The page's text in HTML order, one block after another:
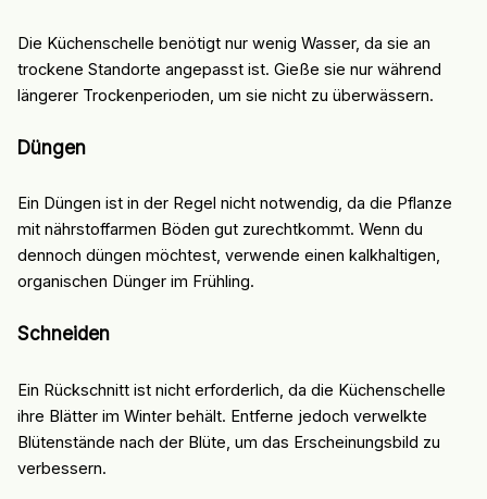
Die Küchenschelle benötigt nur wenig Wasser, da sie an
trockene Standorte angepasst ist. Gieße sie nur während
längerer Trockenperioden, um sie nicht zu überwässern.
Düngen
Ein Düngen ist in der Regel nicht notwendig, da die Pflanze
mit nährstoffarmen Böden gut zurechtkommt. Wenn du
dennoch düngen möchtest, verwende einen kalkhaltigen,
organischen Dünger im Frühling.
Schneiden
Ein Rückschnitt ist nicht erforderlich, da die Küchenschelle
ihre Blätter im Winter behält. Entferne jedoch verwelkte
Blütenstände nach der Blüte, um das Erscheinungsbild zu
verbessern.